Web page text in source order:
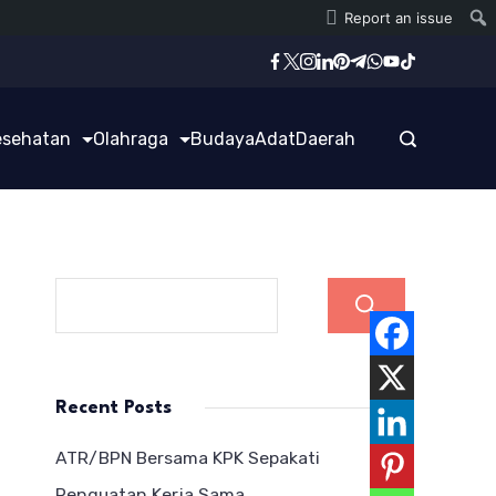
Report an issue
Olahraga BudayaAdatDaerah
Recent Posts
ATR/BPN Bersama KPK Sepakati